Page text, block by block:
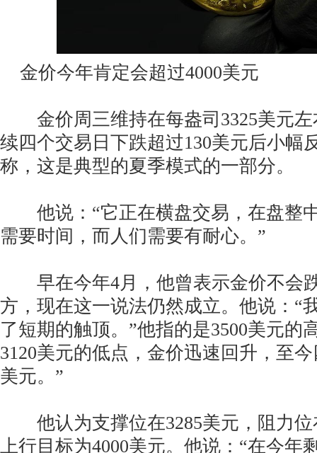
金价今年肯定会超过4000美元
金价周三维持在每盎司3325美元左
续四个交易日下跌超过130美元后小幅
称，这是典型的夏季模式的一部分。
他说：“它正在横盘交易，在盘整
需要时间，而人们需要有耐心。”
早在今年4月，他曾表示金价不会
方，现在这一说法仍然成立。他说：“
了短期的触顶。”他指的是3500美元的
3120美元的低点，金价迅速回升，至
美元。”
他认为支撑位在3285美元，阻力位
上行目标为4000美元。他说：“在今年